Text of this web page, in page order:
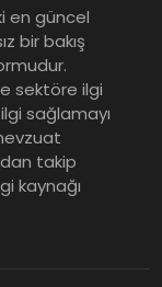
Satış
Atandı
koruma
tutuyor
en güncel
bir bakış
sektöre ilgi
sağlamayı
takip
kaynağı